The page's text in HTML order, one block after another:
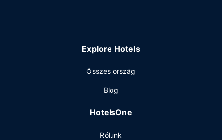
Explore Hotels
Összes ország
Blog
HotelsOne
Rólunk